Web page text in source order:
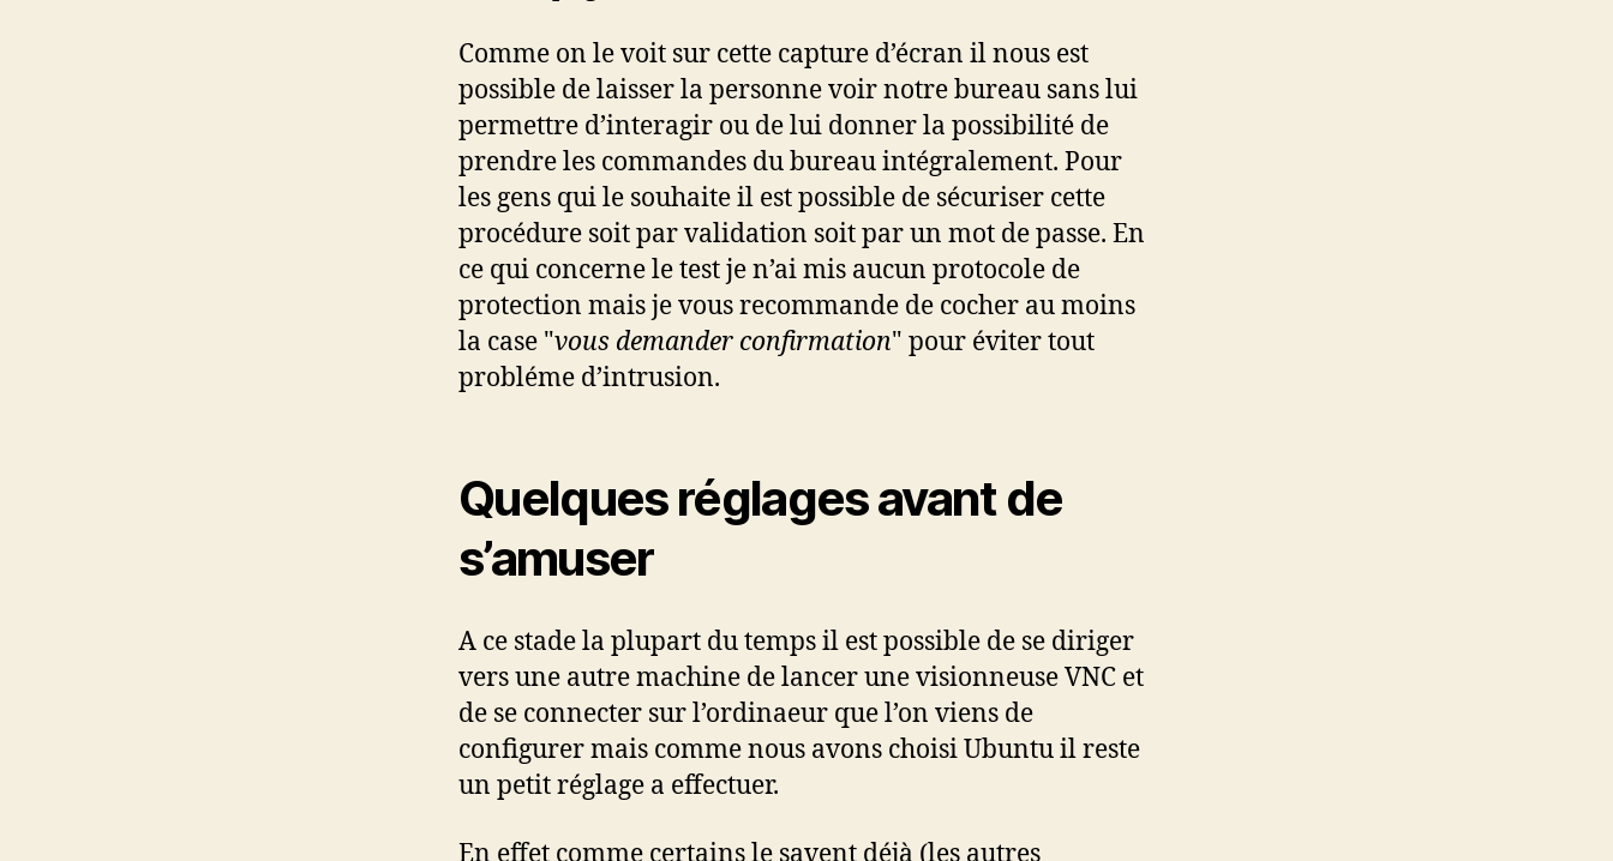
Comme on le voit sur cette capture d’écran il nous est
possible de laisser la personne voir notre bureau sans lui
permettre d’interagir ou de lui donner la possibilité de
prendre les commandes du bureau intégralement. Pour
les gens qui le souhaite il est possible de sécuriser cette
procédure soit par validation soit par un mot de passe. En
ce qui concerne le test je n’ai mis aucun protocole de
protection mais je vous recommande de cocher au moins
la case "vous demander confirmation" pour éviter tout
probléme d’intrusion.
Quelques réglages avant de
s’amuser
A ce stade la plupart du temps il est possible de se diriger
vers une autre machine de lancer une visionneuse VNC et
de se connecter sur l’ordinaeur que l’on viens de
configurer mais comme nous avons choisi Ubuntu il reste
un petit réglage a effectuer.
En effet comme certains le savent déjà (les autres